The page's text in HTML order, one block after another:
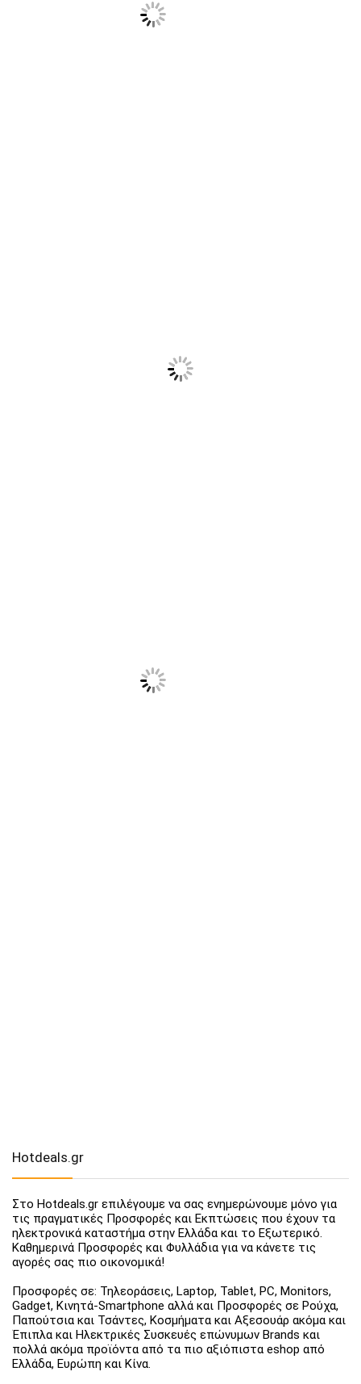
Hotdeals.gr
Στο Hotdeals.gr επιλέγουμε να σας ενημερώνουμε μόνο για
τις πραγματικές Προσφορές και Εκπτώσεις που έχουν τα
ηλεκτρονικά καταστήμα στην Ελλάδα και το Εξωτερικό.
Καθημερινά Προσφορές και Φυλλάδια για να κάνετε τις
αγορές σας πιο οικονομικά!
Προσφορές σε: Τηλεοράσεις, Laptop, Tablet, PC, Monitors,
Gadget, Κινητά-Smartphone αλλά και Προσφορές σε Ρούχα,
Παπούτσια και Τσάντες, Κοσμήματα και Αξεσουάρ ακόμα και
Έπιπλα και Ηλεκτρικές Συσκευές επώνυμων Brands και
πολλά ακόμα προϊόντα από τα πιο αξιόπιστα eshop από
Ελλάδα, Ευρώπη και Κίνα.